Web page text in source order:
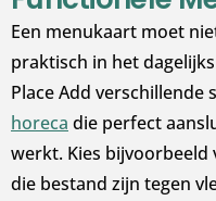
Een menukaart moet
praktisch in het
Place Add verschillende
horeca die perfect
werkt. Kies
die bestand zijn tegen